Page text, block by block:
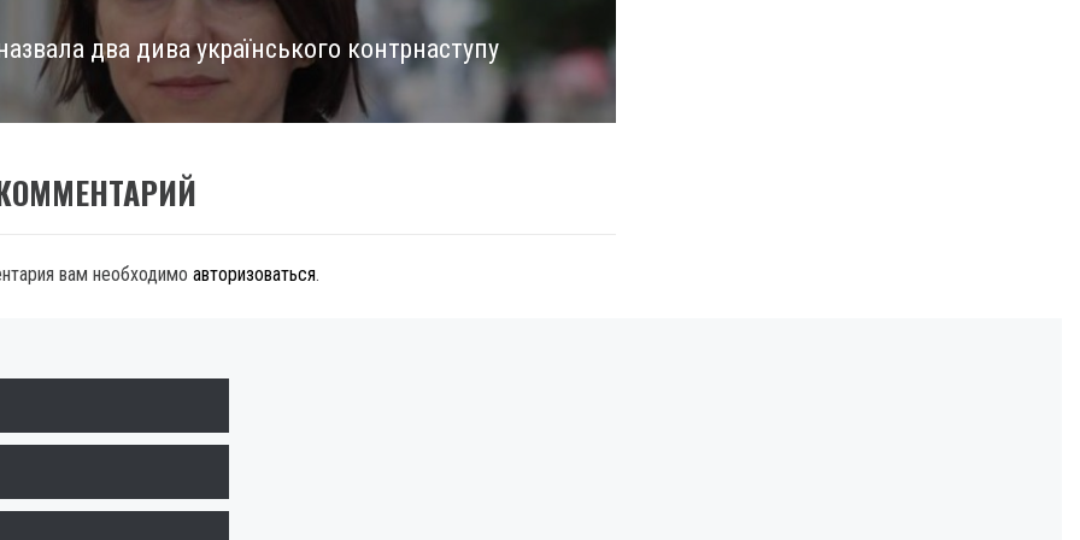
два дива українського контрнаступу
вам необходимо авторизоваться.